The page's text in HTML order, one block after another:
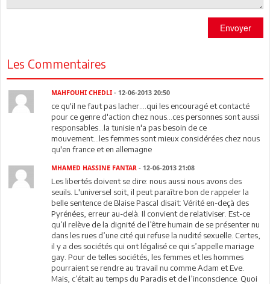
Envoyer
Les Commentaires
MAHFOUHI CHEDLI - 12-06-2013 20:50
ce qu'il ne faut pas lacher....qui les encouragé et contacté
pour ce genre d'action chez nous...ces personnes sont aussi
responsables...la tunisie n'a pas besoin de ce
mouvement...les femmes sont mieux considérées chez nous
qu'en france et en allemagne
MHAMED HASSINE FANTAR - 12-06-2013 21:08
Les libertés doivent se dire: nous aussi nous avons des
seuils. L'universel soit, il peut paraître bon de rappeler la
belle sentence de Blaise Pascal disait: Vérité en-deçà des
Pyrénées, erreur au-delà. Il convient de relativiser. Est-ce
qu’il relève de la dignité de l’être humain de se présenter nu
dans les rues d’une cité qui refuse la nudité sexuelle. Certes,
il y a des sociétés qui ont légalisé ce qui s’appelle mariage
gay. Pour de telles sociétés, les femmes et les hommes
pourraient se rendre au travail nu comme Adam et Eve.
Mais, c’était au temps du Paradis et de l’inconscience. Quoi